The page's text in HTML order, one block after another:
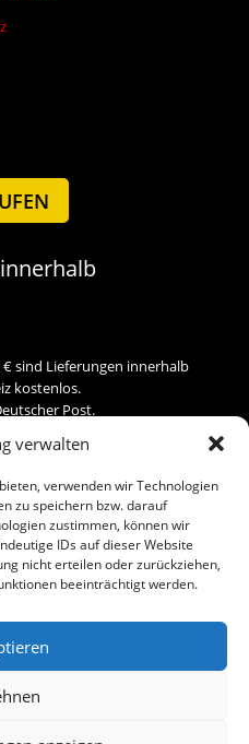
verwalten
verwenden wir Technologien
zu speichern bzw. darauf
zustimmen, können wir
IDs auf dieser Website
nicht erteilen oder zurückziehen,
beeinträchtigt werden.
sind Lieferungen innerhalb
kostenlos.
Post.